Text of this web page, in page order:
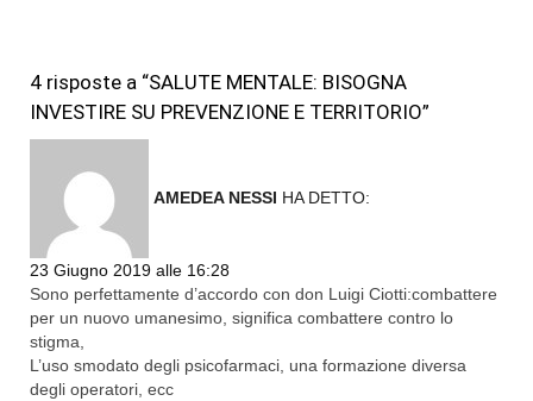
4 risposte a “SALUTE MENTALE: BISOGNA
INVESTIRE SU PREVENZIONE E TERRITORIO”
AMEDEA NESSI HA DETTO:
23 Giugno 2019 alle 16:28
Sono perfettamente d’accordo con don Luigi Ciotti:combattere
per un nuovo umanesimo, significa combattere contro lo
stigma,
L’uso smodato degli psicofarmaci, una formazione diversa
degli operatori, ecc